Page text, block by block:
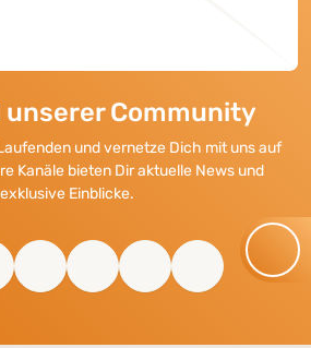
unserer Community
und vernetze Dich mit uns auf
Kanäle bieten Dir aktuelle News und
exklusive Einblicke.